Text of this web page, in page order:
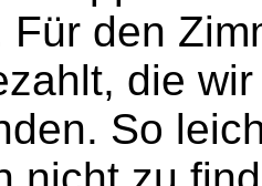
Für den
die
So